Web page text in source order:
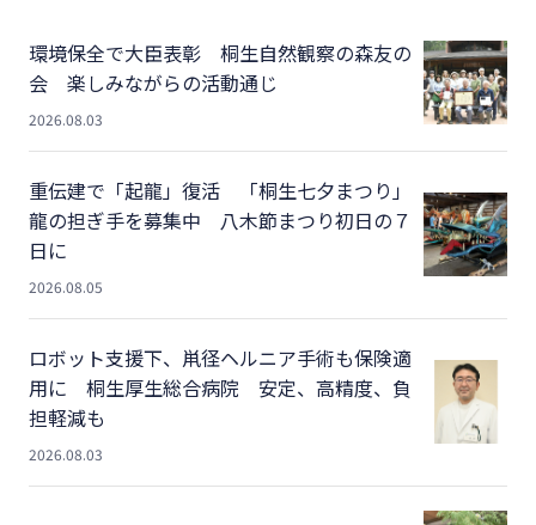
環境保全で大臣表彰 桐生自然観察の森友の
会 楽しみながらの活動通じ
2026.08.03
重伝建で「起龍」復活 「桐生七夕まつり」
龍の担ぎ手を募集中 八木節まつり初日の７
日に
2026.08.05
ロボット支援下、鼡径ヘルニア手術も保険適
用に 桐生厚生総合病院 安定、高精度、負
担軽減も
2026.08.03